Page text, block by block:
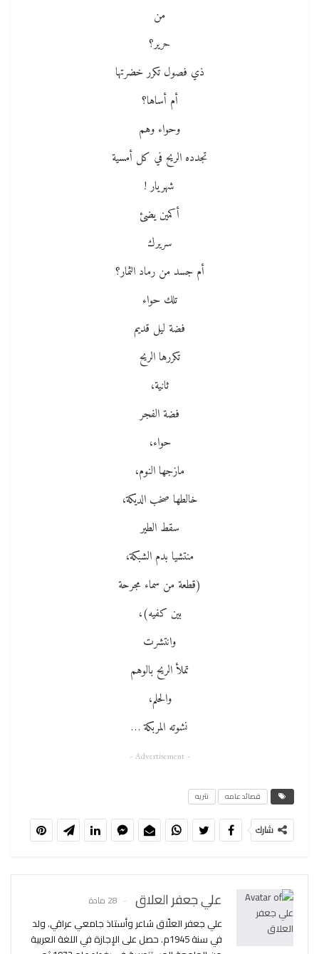
من
حرير؟
ذي فصول تكرر خضرتها
أم أساها؟
وحواء وهم
تجدده الريح في كل أمسية
شهريار !
أكمين يضئ
سريرك
أم جسد من رماد الثمار؟
تلك حواء
فضة ليل قديم
تكررها الريح
ثانية،
فضة الفجر
حواء،
مازجها النوم،
خالطها صخب الديكة،
سقط الطير
منتشيا بدم الشبكة،
(قطعة من سماء مجرحة
بين كفيه)،
وانتشرت
تملأ الريح بالوهم
والحلم،
نشوته المربكة …
- Advertisement -
قصائد عامه نثريه
شارك
علي جعفر العلاق 28 مادة
علي جعفر العلّاق شاعر وأستاذ جامعي عراقي. ولد
في سنة 1945م. حصل على الإجازة في اللغة العربية